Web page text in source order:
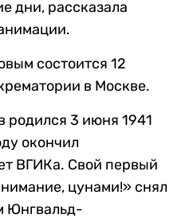
дни, рассказала
состоится 12
в Москве.
3 июня 1941
окончил
ВГИКа. Свой первый
цунами!» снял
Юнгвальд-